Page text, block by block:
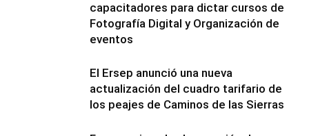
capacitadores para dictar cursos de
Fotografía Digital y Organización de
eventos
El Ersep anunció una nueva
actualización del cuadro tarifario de
los peajes de Caminos de las Sierras